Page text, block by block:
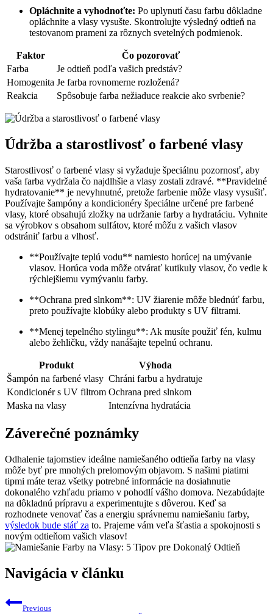
Opláchnite a vyhodnoťte: Po uplynutí času farbu dôkladne
opláchnite a vlasy vysušte. Skontrolujte výsledný odtieň na
testovanom prameni za rôznych svetelných podmienok.
Faktor
Čo pozorovať
Farba
Je odtieň podľa vašich predstáv?
Homogenita Je farba rovnomerne rozložená?
Reakcia
Spôsobuje farba nežiaduce reakcie ako svrbenie?
Údržba a starostlivosť o farbené vlasy
Starostlivosť o farbené vlasy si vyžaduje špeciálnu pozornosť, aby
vaša farba vydržala čo najdlhšie a vlasy zostali zdravé. **Pravidelné
hydratovanie** je nevyhnutné, pretože farbenie môže vlasy vysušiť.
Používajte šampóny a kondicionéry špeciálne určené pre farbené
vlasy, ktoré obsahujú zložky na udržanie farby a hydratáciu. Vyhnite
sa výrobkov s obsahom sulfátov, ktoré môžu z vašich vlasov
odstrániť farbu a vlhosť.
**Používajte teplú vodu** namiesto horúcej na umývanie
vlasov. Horúca voda môže otvárať kutikuly vlasov, čo vedie k
rýchlejšiemu vymývaniu farby.
**Ochrana pred slnkom**: UV žiarenie môže blednúť farbu,
preto používajte klobúky alebo produkty s UV filtrami.
**Menej tepelného stylingu**: Ak musíte použiť fén, kulmu
alebo žehličku, vždy nanášajte tepelnú ochranu.
Produkt
Výhoda
Šampón na farbené vlasy Chráni farbu a hydratuje
Kondicionér s UV filtrom Ochrana pred slnkom
Maska na vlasy
Intenzívna hydratácia
Záverečné poznámky
Odhalenie tajomstiev ideálne namiešaného odtieňa farby na vlasy
môže byť pre mnohých prelomovým objavom. S našimi piatimi
tipmi máte teraz všetky potrebné informácie na dosiahnutie
dokonalého vzhľadu priamo v pohodlí vášho domova. Nezabúdajte
na dôkladnú prípravu a experimentujte s dôverou. Keď sa
rozhodnete venovať čas a energiu správnemu namiešaniu farby,
výsledok bude stáť za to. Prajeme vám veľa šťastia a spokojnosti s
novým odtieňom vašich vlasov!
Navigácia v článku
Previous